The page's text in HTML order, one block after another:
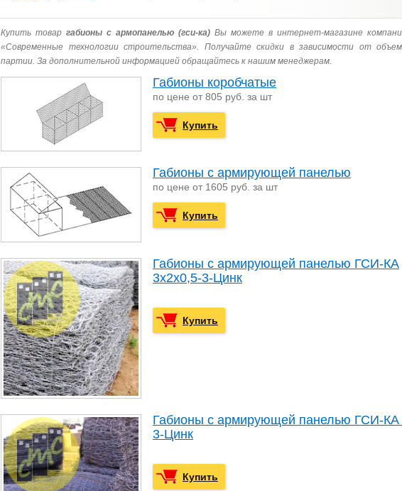
Купить товар габионы с армопанелью (гси-ка) Вы можете в интернет-магазине
«Современные технологии строительства». Получайте скидки в зависимости от
партии. За дополнительной информацией обращайтесь к нашим менеджерам.
Габионы коробчатые
по цене от 805 руб. за шт
Купить
Габионы с армирующей панелью
по цене от 1605 руб. за шт
Купить
Габионы с армирующей панелью ГСИ-КА
3х2х0,5-3-Цинк
Купить
Габионы с армирующей панелью ГСИ-КА
3-Цинк
Купить